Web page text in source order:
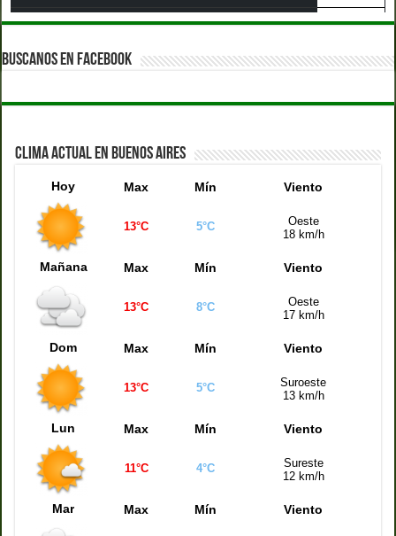
Quiniela Buenos Aires (14:00 hs) 6295
Quiniela Córdoba (14:00 hs)
Quiniela Mendoza (14:00 hs) 1794
3319
Quiniela Buenos Aires (17:30 hs)
Quiniela Santa Fe (17:30 hs)
Quiniela Córdoba (17:30 hs)
BUSCANOS EN FACEBOOK
CLIMA ACTUAL EN BUENOS AIRES
Hoy Max Mín Viento
13°C 5°C
Oeste
18 km/h
Mañana Max Mín Viento
13°C 8°C
Oeste
17 km/h
Dom Max Mín Viento
13°C 5°C
Suroeste
13 km/h
Lun Max Mín Viento
11°C 4°C
Sureste
12 km/h
Mar Max Mín Viento